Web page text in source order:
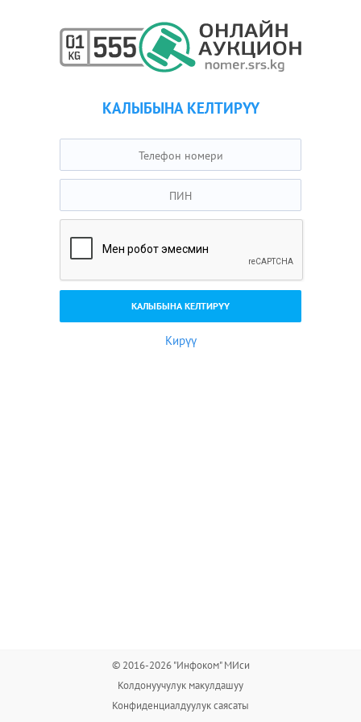
КАЛЫБЫНА КЕЛТИРҮҮ
Кирүү
© 2016-2026 "Инфоком" МИси
Колдонуучулук макулдашуу
Конфиденциалдуулук саясаты